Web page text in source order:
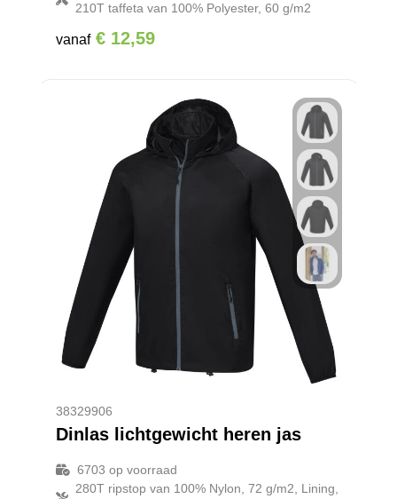
210T taffeta van 100% Polyester, 60 g/m2
vanaf € 12,59
38329906
Dinlas lichtgewicht heren jas
6703 op voorraad
280T ripstop van 100% Nylon, 72 g/m2, Lining,